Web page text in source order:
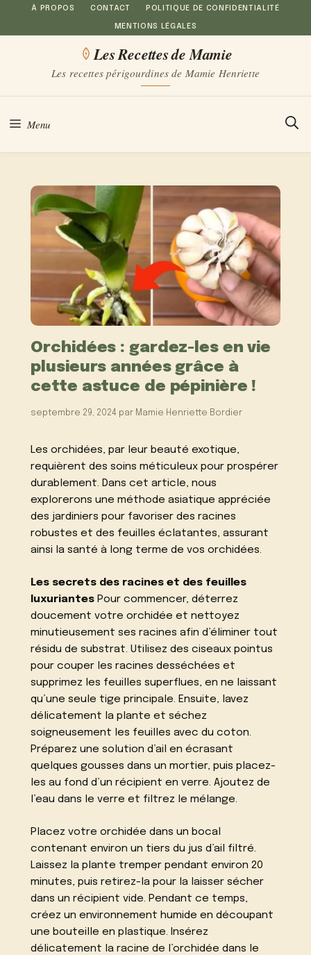
Aller
au
À PROPOS CONTACT POLITIQUE DE CONFIDENTIALITÉ
MENTIONS LÉGALES
Les Recettes de Mamie
Les recettes périgourdines de Mamie Henriette
Menu
Orchidées : gardez-les en vie
plusieurs années grâce à
cette astuce de pépinière !
septembre 29, 2024 par Mamie Henriette Bordier
Les orchidées, par leur beauté exotique,
requièrent des soins méticuleux pour prospérer
durablement. Dans cet article, nous
explorerons une méthode asiatique appréciée
des jardiniers pour favoriser des racines
robustes et des feuilles éclatantes, assurant
ainsi la santé à long terme de vos orchidées.
Les secrets des racines et des feuilles
luxuriantes Pour commencer, déterrez
doucement votre orchidée et nettoyez
minutieusement ses racines afin d’éliminer tout
résidu de substrat. Utilisez des ciseaux pointus
pour couper les racines desséchées et
supprimez les feuilles superflues, en ne laissant
qu’une seule tige principale. Ensuite, lavez
délicatement la plante et séchez
soigneusement les feuilles avec du coton.
Préparez une solution d’ail en écrasant
quelques gousses dans un mortier, puis placez-
les au fond d’un récipient en verre. Ajoutez de
l’eau dans le verre et filtrez le mélange.
Placez votre orchidée dans un bocal
contenant environ un tiers du jus d’ail filtré.
Laissez la plante tremper pendant environ 20
minutes, puis retirez-la pour la laisser sécher
dans un récipient vide. Pendant ce temps,
créez un environnement humide en découpant
une bouteille en plastique. Insérez
délicatement la racine de l’orchidée dans le